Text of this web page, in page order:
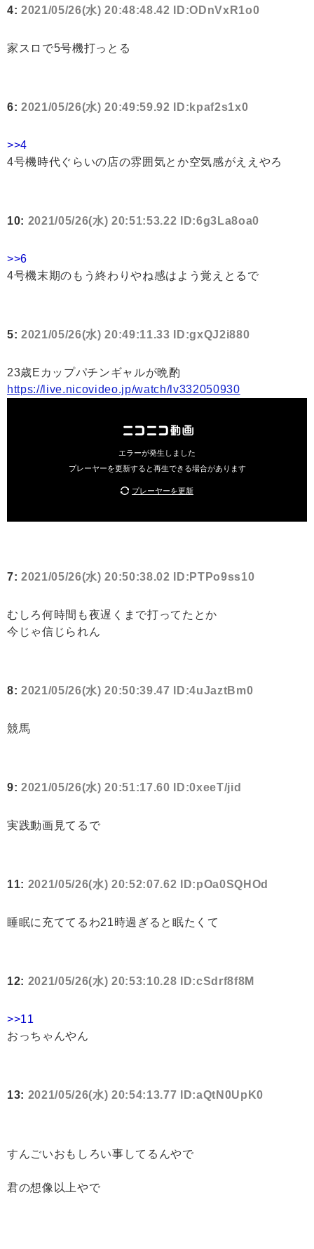
4: 2021/05/26(水) 20:48:48.42 ID:ODnVxR1o0
家スロで5号機打っとる
6: 2021/05/26(水) 20:49:59.92 ID:kpaf2s1x0
>>4
4号機時代ぐらいの店の雰囲気とか空気感がええやろ
10: 2021/05/26(水) 20:51:53.22 ID:6g3La8oa0
>>6
4号機末期のもう終わりやね感はよう覚えとるで
5: 2021/05/26(水) 20:49:11.33 ID:gxQJ2i880
23歳Eカップパチンギャルが晩酌
https://live.nicovideo.jp/watch/lv332050930
7: 2021/05/26(水) 20:50:38.02 ID:PTPo9ss10
むしろ何時間も夜遅くまで打ってたとか
今じゃ信じられん
8: 2021/05/26(水) 20:50:39.47 ID:4uJaztBm0
競馬
9: 2021/05/26(水) 20:51:17.60 ID:0xeeT/jid
実践動画見てるで
11: 2021/05/26(水) 20:52:07.62 ID:pOa0SQHOd
睡眠に充ててるわ21時過ぎると眠たくて
12: 2021/05/26(水) 20:53:10.28 ID:cSdrf8f8M
>>11
おっちゃんやん
13: 2021/05/26(水) 20:54:13.77 ID:aQtN0UpK0
すんごいおもしろい事してるんやで
君の想像以上やで